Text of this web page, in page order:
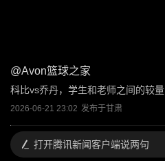
@Avon篮球之家
科比vs乔丹，学生和老师之间的较量
2026-06-21 23:02 发布于甘肃
打开腾讯新闻客户端说两句